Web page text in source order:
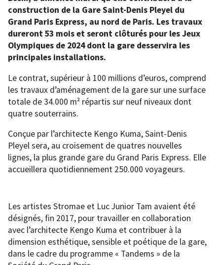
construction de la Gare Saint-Denis Pleyel du
Grand Paris Express, au nord de Paris. Les travaux
dureront 53 mois et seront clôturés pour les Jeux
Olympiques de 2024 dont la gare desservira les
principales installations.
Le contrat, supérieur à 100 millions d’euros, comprend
les travaux d’aménagement de la gare sur une surface
totale de 34.000 m² répartis sur neuf niveaux dont
quatre souterrains.
Conçue par l’architecte Kengo Kuma, Saint-Denis
Pleyel sera, au croisement de quatres nouvelles
lignes, la plus grande gare du Grand Paris Express. Elle
accueillera quotidiennement 250.000 voyageurs.
Les artistes Stromae et Luc Junior Tam avaient été
désignés, fin 2017, pour travailler en collaboration
avec l’architecte Kengo Kuma et contribuer à la
dimension esthétique, sensible et poétique de la gare,
dans le cadre du programme « Tandems » de la